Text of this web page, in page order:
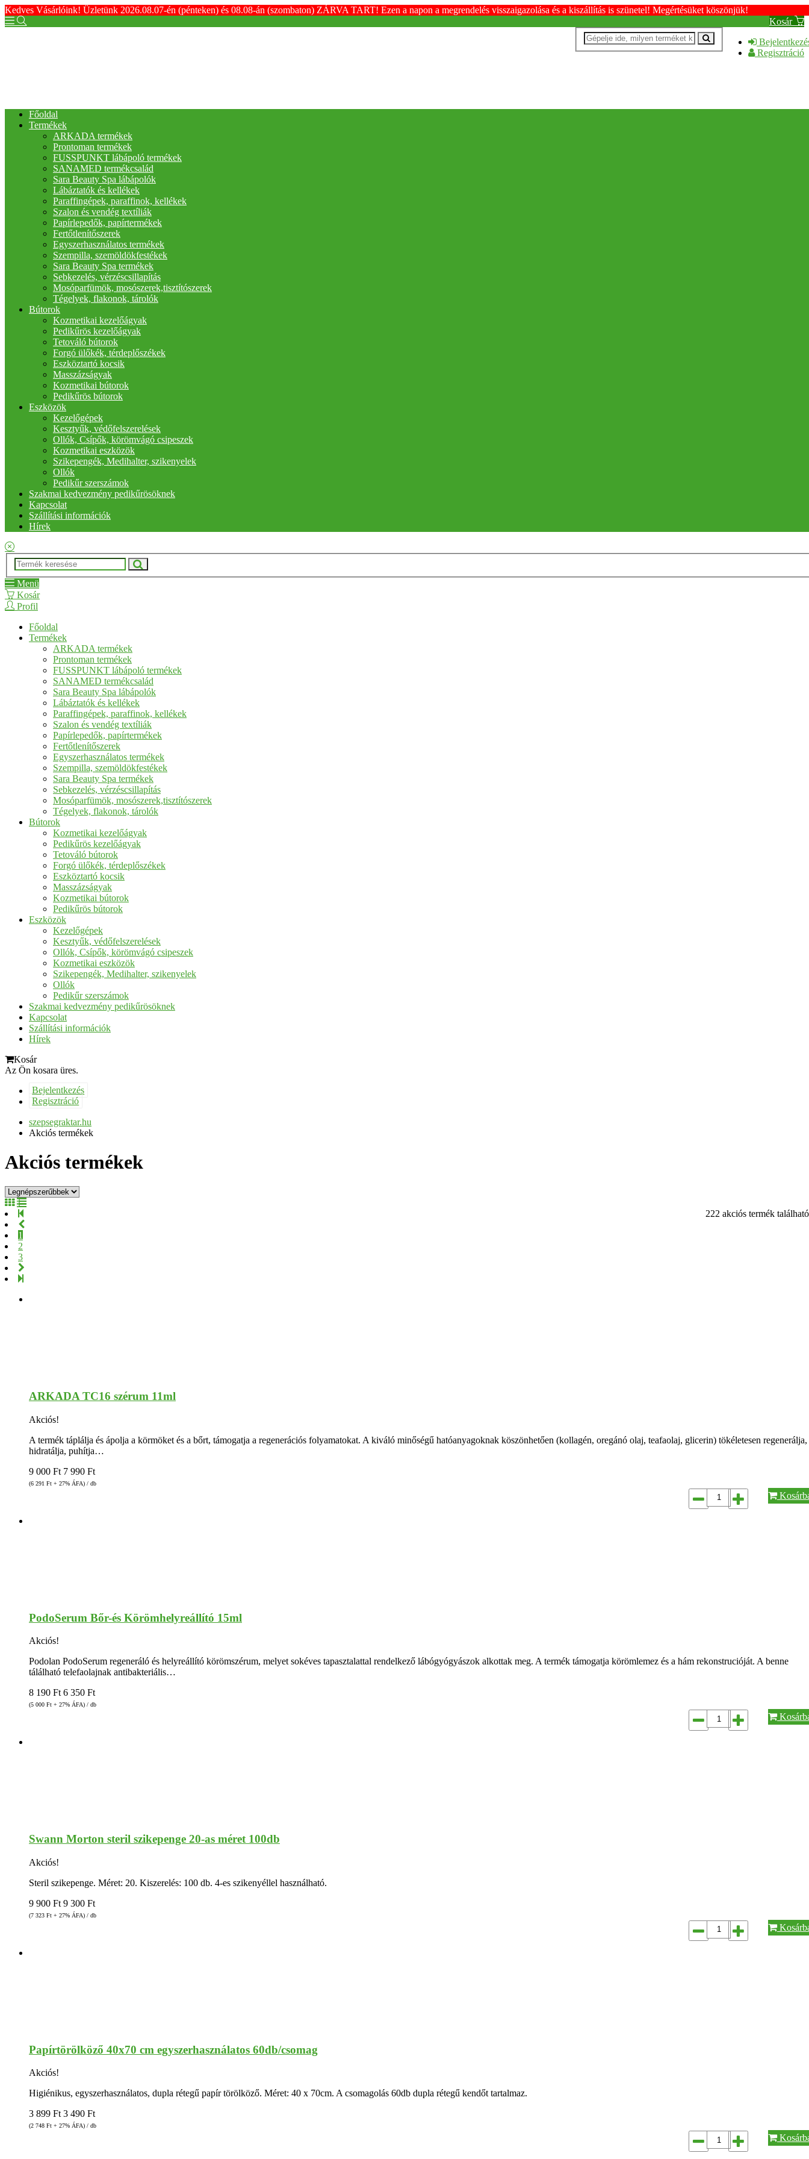
Kedves Vásárlóink! Üzletünk 2026.08.07-én (pénteken) és 08.08-án (szombaton) ZÁRVA TART! Ezen a napon a megrendelés visszaigazolása és a kiszállítás is szünetel! Megértésüket köszönjük!
Kosár
Regisztráció
Főoldal
Termékek
ARKADA termékek
Prontoman termékek
FUSSPUNKT lábápoló termékek
SANAMED termékcsalád
Sara Beauty Spa lábápolók
Lábáztatók és kellékek
Paraffingépek, paraffinok, kellékek
Szalon és vendég textíliák
Papírlepedők, papírtermékek
Fertőtlenítőszerek
Egyszerhasználatos termékek
Szempilla, szemöldökfestékek
Sara Beauty Spa termékek
Sebkezelés, vérzéscsillapítás
Mosóparfümök, mosószerek,tisztítószerek
Tégelyek, flakonok, tárolók
Bútorok
Kozmetikai kezelőágyak
Pedikűrös kezelőágyak
Tetováló bútorok
Forgó ülőkék, térdeplőszékek
Eszköztartó kocsik
Masszázságyak
Kozmetikai bútorok
Pedikűrös bútorok
Eszközök
Kezelőgépek
Kesztyűk, védőfelszerelések
Ollók, Csípők, körömvágó csipeszek
Kozmetikai eszközök
Szikepengék, Medihalter, szikenyelek
Ollók
Pedikűr szerszámok
Szakmai kedvezmény pedikűrösöknek
Kapcsolat
Szállítási információk
Hírek
Menü
Kosár
Profil
Főoldal
Termékek
ARKADA termékek
Prontoman termékek
FUSSPUNKT lábápoló termékek
SANAMED termékcsalád
Sara Beauty Spa lábápolók
Lábáztatók és kellékek
Paraffingépek, paraffinok, kellékek
Szalon és vendég textíliák
Papírlepedők, papírtermékek
Fertőtlenítőszerek
Egyszerhasználatos termékek
Szempilla, szemöldökfestékek
Sara Beauty Spa termékek
Sebkezelés, vérzéscsillapítás
Mosóparfümök, mosószerek,tisztítószerek
Tégelyek, flakonok, tárolók
Bútorok
Kozmetikai kezelőágyak
Pedikűrös kezelőágyak
Tetováló bútorok
Forgó ülőkék, térdeplőszékek
Eszköztartó kocsik
Masszázságyak
Kozmetikai bútorok
Pedikűrös bútorok
Eszközök
Kezelőgépek
Kesztyűk, védőfelszerelések
Ollók, Csípők, körömvágó csipeszek
Kozmetikai eszközök
Szikepengék, Medihalter, szikenyelek
Ollók
Pedikűr szerszámok
Szakmai kedvezmény pedikűrösöknek
Kapcsolat
Szállítási információk
Hírek
Kosár
Az Ön kosara üres.
Bejelentkezés
Regisztráció
szepsegraktar.hu
Akciós termékek
Akciós termékek
222 akciós termék
1
2
3
ARKADA TC16 szérum 11ml
Akciós!
A termék táplálja és ápolja a körmöket és a bőrt, támogatja a regenerációs folyamatokat. A kiváló minőségű hatóanyagoknak köszönhetően (kollagén, oregánó olaj, teafaolaj, glicerin) tökéletesen regenerálja,
hidratálja, puhítja…
9 000 Ft 7 990 Ft
(6 291 Ft + 27% ÁFA) / db
PodoSerum Bőr-és Körömhelyreállító 15ml
Akciós!
Podolan PodoSerum regeneráló és helyreállító körömszérum, melyet sokéves tapasztalattal rendelkező lábógyógyászok alkottak meg. A termék támogatja körömlemez és a hám rekonstrucióját. A benne
tálálható telefaolajnak antibakteriális…
8 190 Ft 6 350 Ft
(5 000 Ft + 27% ÁFA) / db
Swann Morton steril szikepenge 20-as méret 100db
Akciós!
Steril szikepenge. Méret: 20. Kiszerelés: 100 db. 4-es szikenyéllel használható.
9 900 Ft 9 300 Ft
(7 323 Ft + 27% ÁFA) / db
Papírtörölköző 40x70 cm egyszerhasználatos 60db/csomag
Akciós!
Higiénikus, egyszerhasználatos, dupla rétegű papír törölköző. Méret: 40 x 70cm. A csomagolás 60db dupla rétegű kendőt tartalmaz.
3 899 Ft 3 490 Ft
(2 748 Ft + 27% ÁFA) / db